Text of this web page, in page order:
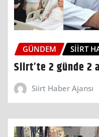
GÜNDEM SIIRT
Siirt’te 2 günde 2
Siirt Haber Ajansı